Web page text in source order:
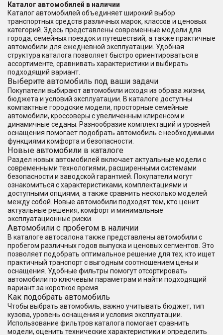
Каталог автомобилей в наличии
Каталог автомобилей объединяет широкий выбор
транспортных средств различных марок, классов и ценовых
категорий. Здесь представлены современные модели для
города, семейных поездок и путешествий, а также практичные
автомобили для ежедневной эксплуатации. Удобная
структура каталога позволяет быстро ориентироваться в
ассортименте, сравнивать характеристики и выбирать
подходящий вариант.
Выберите автомобиль под ваши задачи
Покупатели выбирают автомобили исходя из образа жизни,
бюджета и условий эксплуатации. В каталоге доступны
компактные городские модели, просторные семейные
автомобили, кроссоверы с увеличенным клиренсом и
динамичные седаны. Разнообразие комплектаций и уровней
оснащения помогает подобрать автомобиль с необходимыми
функциями комфорта и безопасности.
Новые автомобили в каталоге
Раздел новых автомобилей включает актуальные модели с
современными технологиями, расширенными системами
безопасности и заводской гарантией. Покупатели могут
ознакомиться с характеристиками, комплектациями и
доступными опциями, а также сравнить несколько моделей
между собой. Новые автомобили подходят тем, кто ценит
актуальные решения, комфорт и минимальные
эксплуатационные риски.
Автомобили с пробегом в наличии
В каталоге автосалона также представлены автомобили с
пробегом различных годов выпуска и ценовых сегментов. Это
позволяет подобрать оптимальное решение для тех, кто ищет
практичный транспорт с выгодным соотношением цены и
оснащения. Удобные фильтры помогут отсортировать
автомобили по ключевым параметрам и найти подходящий
вариант за короткое время.
Как подобрать автомобиль
Чтобы выбрать автомобиль, важно учитывать бюджет, тип
кузова, уровень оснащения и условия эксплуатации.
Использование фильтров каталога помогает сравнить
модели, оценить технические характеристики и определить